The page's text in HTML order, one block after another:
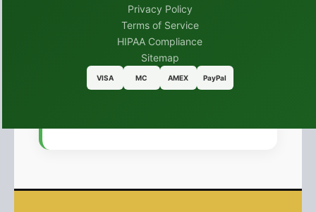
Privacy Policy
Terms of Service
HIPAA Compliance
Sitemap
VISA MC AMEX PayPal